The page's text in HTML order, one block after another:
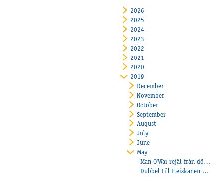
2026
2025
2024
2023
2022
2021
2020
2019
December
November
October
September
August
July
June
May
Man O'War rejäl från dödens
Dubbel till Heiskanen på Jägers!